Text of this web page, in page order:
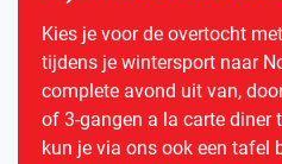
Kies je voor de overtocht
tijdens je wintersport naar
complete avond uit van,
of 3-gangen a la carte diner
kun je via ons ook een tafel